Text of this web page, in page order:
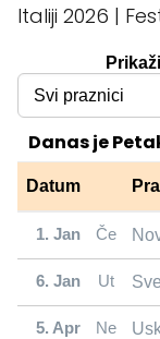
Italiji 2026 |
Danas je
Datum
1. Jan Če
6. Jan Ut
5. Apr Ne